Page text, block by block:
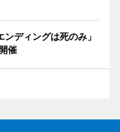
ディングは死のみ」
催